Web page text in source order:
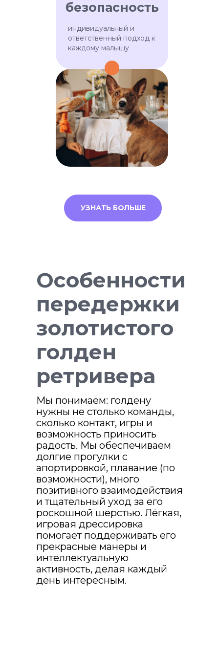
индивидуальный и
ответственный подход к
каждому малышу
безопасность
УЗНАТЬ БОЛЬШЕ
Особенности
передержки
золотистого
голден
ретривера
Мы понимаем: голдену
нужны не столько команды,
сколько контакт, игры и
возможность приносить
радость. Мы обеспечиваем
долгие прогулки с
апортировкой, плавание (по
возможности), много
позитивного взаимодействия
и тщательный уход за его
роскошной шерстью. Лёгкая,
игровая дрессировка
помогает поддерживать его
прекрасные манеры и
интеллектуальную
активность, делая каждый
день интересным.
ПОДОБРАТЬ НЯНЮ
ПОДОБРАТЬ ИДЕАЛЬНУЮ НЯНЮ
2000+ самых
заботливых нянь
Какие
гарантии?
Договор и
ответственность
Каждая услуга подкреплена
договором-офертой. Мы несем
ответственность за вашего
питомца не просто на словах.